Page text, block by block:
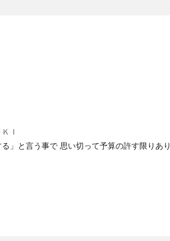
Ｉ
」と言う事で 思い切って予算の許す限りあり